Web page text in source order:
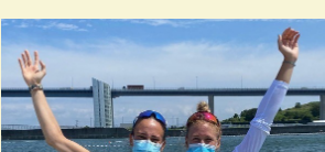
του δίκωπου άνευ στους Ολυμπιακούς
Αγώνες του Τόκιο.